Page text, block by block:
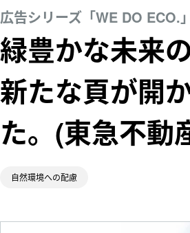
ン
テ
ン
ツ
に
移
動
プの事業
プ会社・団
体一覧
いた人々
渋沢栄一・矢
野恒太・小林
一三
田園調布
渋谷
伊豆
五島育英会
亜細亜学園
五島美術館
東急財団
とうきゅうキ
ッズプログラ
ム
東急ミュージ
カルプログラ
ム
広告シリーズ「WE DO ECO.
緑豊かな未来
新たな頁が開
た。(東急不動
自然環境への配慮